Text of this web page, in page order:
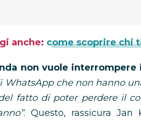
anche: come scoprire chi
non vuole
WhatsApp che non hanno
fatto di poter perdere il
. Questo, rassicura